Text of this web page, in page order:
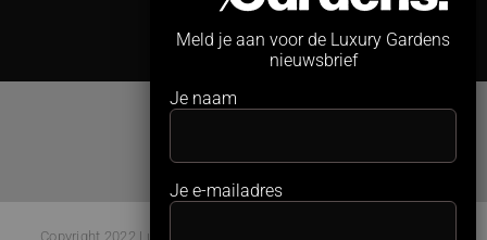
Copyright 2022 Luxury Gardens Magazine | All Rights Reserved |
Meld je aan voor de Luxury Gardens
nieuwsbrief
Je naam
Je e-mailadres